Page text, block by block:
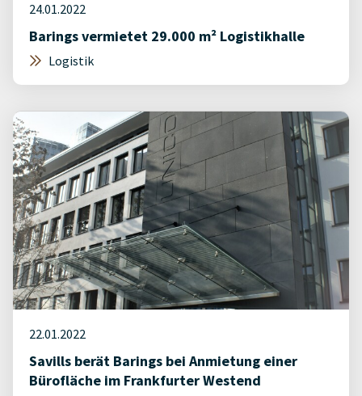
24.01.2022
Barings vermietet 29.000 m² Logistikhalle
Logistik
22.01.2022
Savills berät Barings bei Anmietung einer
Bürofläche im Frankfurter Westend